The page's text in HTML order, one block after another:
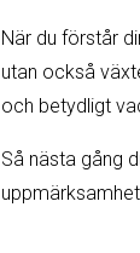
När du förstår
utan också
och betydligt
Så nästa gång